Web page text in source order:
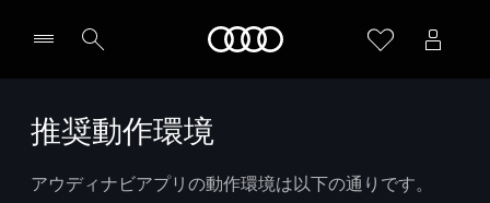
推奨動作環境
アウディナビアプリの動作環境は以下の通りです。